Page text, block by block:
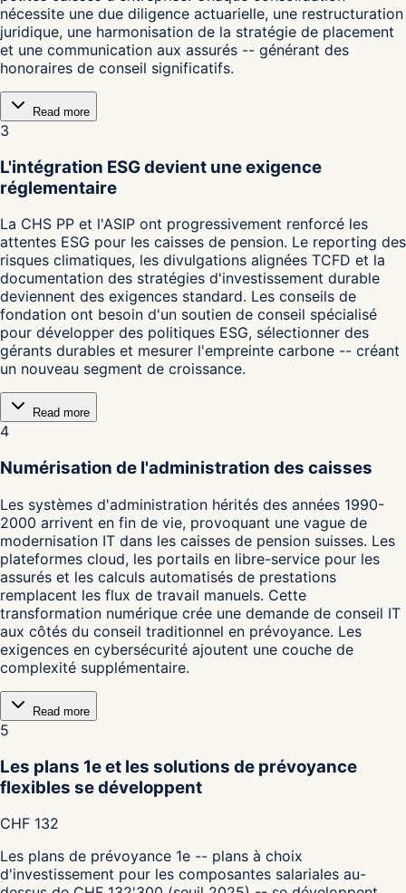
nécessite une due diligence actuarielle, une restructuration
juridique, une harmonisation de la stratégie de placement
et une communication aux assurés -- générant des
honoraires de conseil significatifs.
Read more
3
L'intégration ESG devient une exigence
réglementaire
La CHS PP et l'ASIP ont progressivement renforcé les
attentes ESG pour les caisses de pension. Le reporting des
risques climatiques, les divulgations alignées TCFD et la
documentation des stratégies d'investissement durable
deviennent des exigences standard. Les conseils de
fondation ont besoin d'un soutien de conseil spécialisé
pour développer des politiques ESG, sélectionner des
gérants durables et mesurer l'empreinte carbone -- créant
un nouveau segment de croissance.
Read more
4
Numérisation de l'administration des caisses
Les systèmes d'administration hérités des années 1990-
2000 arrivent en fin de vie, provoquant une vague de
modernisation IT dans les caisses de pension suisses. Les
plateformes cloud, les portails en libre-service pour les
assurés et les calculs automatisés de prestations
remplacent les flux de travail manuels. Cette
transformation numérique crée une demande de conseil IT
aux côtés du conseil traditionnel en prévoyance. Les
exigences en cybersécurité ajoutent une couche de
complexité supplémentaire.
Read more
5
Les plans 1e et les solutions de prévoyance
flexibles se développent
CHF 132
Les plans de prévoyance 1e -- plans à choix
d'investissement pour les composantes salariales au-